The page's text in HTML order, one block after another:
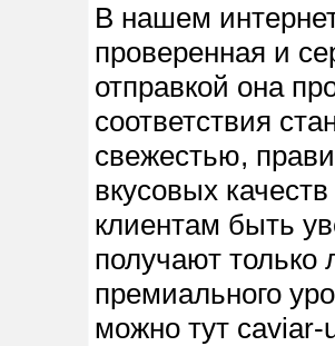
В нашем
проверенная и
отправкой она
соответствия
свежестью,
вкусовых
клиентам быть
получают
премиального
можно тут caviar-